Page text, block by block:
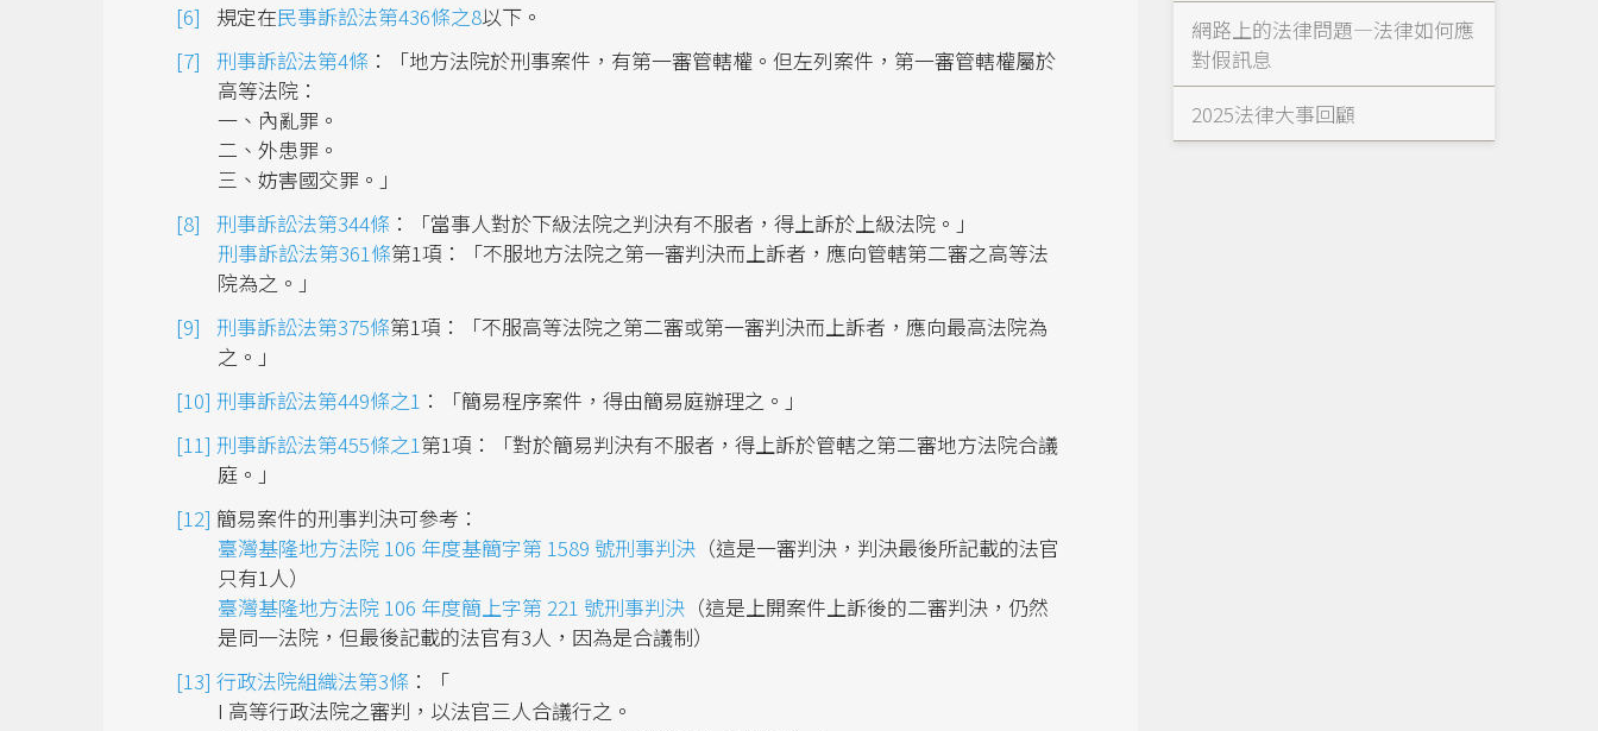
規定在民事訴訟法第436條之8以下。
刑事訴訟法第4條 ：「地方法院於刑事案件，有第一審管轄權。但左列案件，第一審管轄權屬於
高等法院：
一、內亂罪。
二、外患罪。
三、妨害國交罪。」
刑事訴訟法第344條 ：「當事人對於下級法院之判決有不服者，得上訴於上級法院。」
刑事訴訟法第361條第1項：「不服地方法院之第一審判決而上訴者，應向管轄第二審之高等法
院為之。」
刑事訴訟法第375條第1項：「不服高等法院之第二審或第一審判決而上訴者，應向最高法院為
之。」
刑事訴訟法第449條之1 ：「簡易程序案件，得由簡易庭辦理之。」
刑事訴訟法第455條之1第1項：「對於簡易判決有不服者，得上訴於管轄之第二審地方法院合議
庭。」
簡易案件的刑事判決可參考：
臺灣基隆地方法院 106 年度基簡字第 1589 號刑事判決 （這是一審判決，判決最後所記載的法官
只有1人）
臺灣基隆地方法院 106 年度簡上字第 221 號刑事判決 （這是上開案件上訴後的二審判決，仍然
是同一法院，但最後記載的法官有3人，因為是合議制）
行政法院組織法第3條 ：「
I 高等行政法院之審判，以法官三人合議行之。
網路上的法律問題—法律如何應
對假訊息
2025法律大事回顧